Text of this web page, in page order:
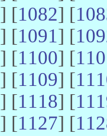
] [1082] [
] [1091] [
] [1100] [
] [1109] [
] [1118] [
] [1127] [